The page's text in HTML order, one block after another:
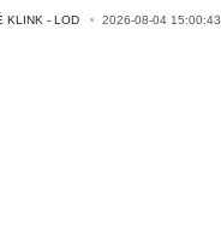
KLINK - LOD 2026-08-04 15:00:43